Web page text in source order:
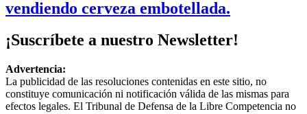
vendiendo cerveza embotellada.
¡Suscríbete a nuestro Newsletter!
Advertencia:
La publicidad de las resoluciones contenidas en este sitio, no
constituye comunicación ni notificación válida de las mismas para
efectos legales. El Tribunal de Defensa de la Libre Competencia no